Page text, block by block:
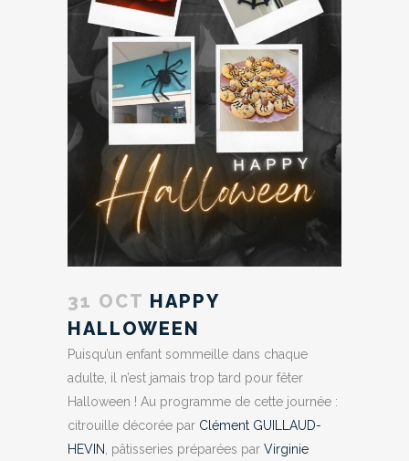
31 OCT HAPPY
HALLOWEEN
Puisqu’un enfant sommeille dans chaque
adulte, il n’est jamais trop tard pour fêter
Halloween ! Au programme de cette journée :
citrouille décorée par Clément GUILLAUD-
HEVIN
, pâtisseries préparées par Virginie